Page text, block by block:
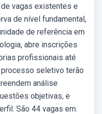
vagas existentes e
de nível fundamental,
de referência em
abre inscrições
profissionais até
seletivo terão
análise
objetivas, e
São 44 vagas em.